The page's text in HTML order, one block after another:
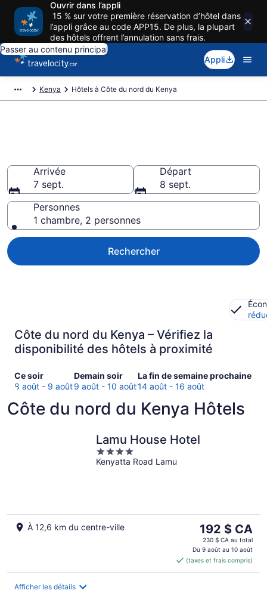
Ouvrir dans l’appli
15 % sur votre première réservation d’hôtel dans
l’appli grâce au code APP15. De plus, la plupart
des hôtels offrent l’annulation sans frais.
Passer au contenu principal
Appli
Kenya Hôtels à Côte du nord du Kenya
Arrivée
7 sept.
Départ
8 sept.
Personnes
1 chambre, 2 personnes
Rechercher
Côte du nord du Kenya – Vérifiez la
disponibilité des hôtels à proximité
Ce soir
Consultez
les
à Côte
août
-
8 août - 9 août
Demain soir
Consulter
les
à
9
août
9 août - 10 août
La fin de semaine prochaine
Consultez
les
à Côte
nord
du
Kenya
pour
semaine
16
14 août - 16 août
Côte du nord du Kenya Hôtels
Lamu House Hotel
4
out
Kenyatta Road Lamu
À 12,6 km du centre-ville
Le
prix
est
de 192 $ CA
par
192 $ CA
230 $ CA au total
Du 9 août au 10 août
(taxes et frais compris)
Afficher les détails